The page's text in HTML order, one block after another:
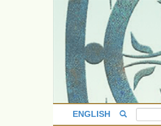
ENGLISH